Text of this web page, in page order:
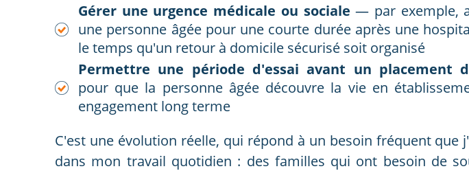
Gérer une urgence médicale ou sociale— par exemple,
une personne âgée pour une courte durée après une
le temps qu'un retour à domicile sécurisé soit organisé
Permettre une période d'essai avant un placement
pour que la personne âgée découvre la vie en
engagement long terme
C'est une évolution réelle, qui répond à un besoin fréquent que
dans mon travail quotidien : des familles qui ont besoin de